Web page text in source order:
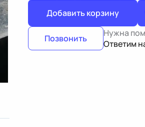
Добавить корзину
Позвонить
Нужна
Ответим